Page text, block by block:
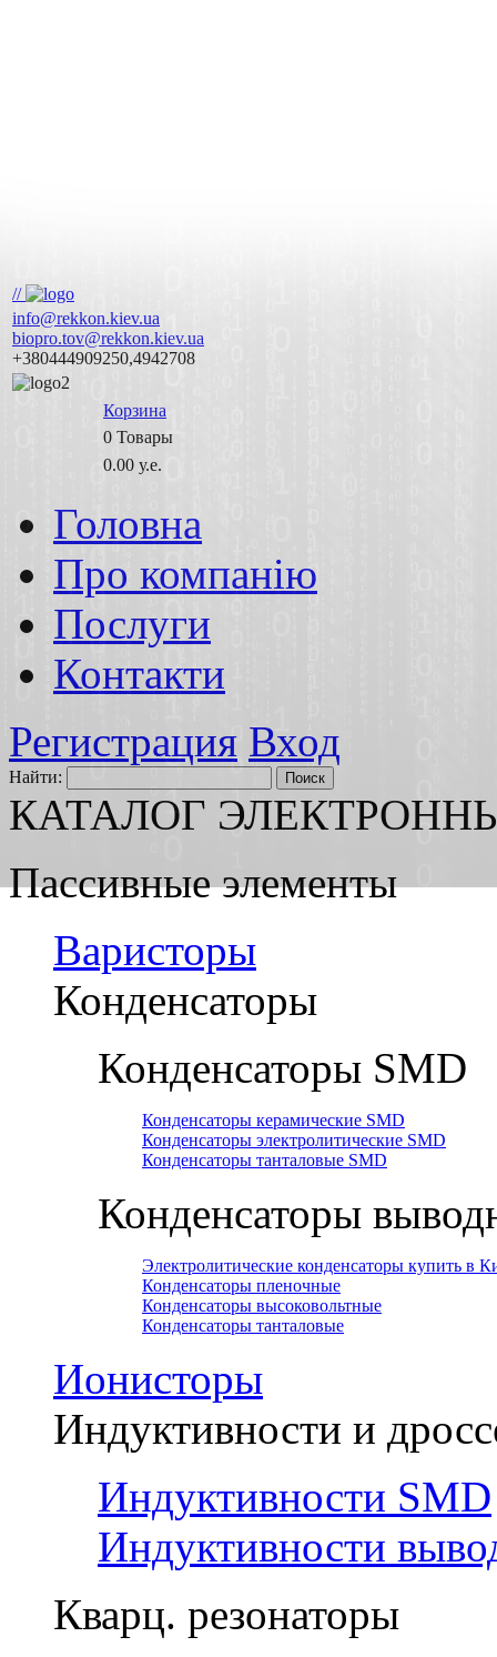
//
info@rekkon.kiev.ua
biopro.tov@rekkon.kiev.ua
+380444909250,4942708
Корзина
0 Товары
0.00 у.е.
Головна
Про компанію
Послуги
Контакти
Регистрация Вход
Найти:
КАТАЛОГ
Паccивные элементы
Варисторы
Конденсаторы
Конденсаторы SMD
Конденсаторы керамические SMD
Конденсаторы электролитические SMD
Конденсаторы танталовые SMD
Конденсаторы
Электролитические конденсаторы купить в
Конденсаторы пленочные
Конденсаторы высоковольтные
Конденсаторы танталовые
Ионисторы
Индуктивности и
Индуктивности SMD
Индуктивности
Кварц. резонаторы